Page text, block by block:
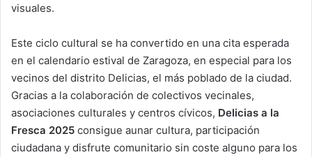
visuales.
Este ciclo cultural se ha convertido en una cita esperada
en el calendario estival de Zaragoza, en especial para los
vecinos del distrito Delicias, el más poblado de la ciudad.
Gracias a la colaboración de colectivos vecinales,
asociaciones culturales y centros cívicos, Delicias a la
Fresca 2025 consigue aunar cultura, participación
ciudadana y disfrute comunitario sin coste alguno para los